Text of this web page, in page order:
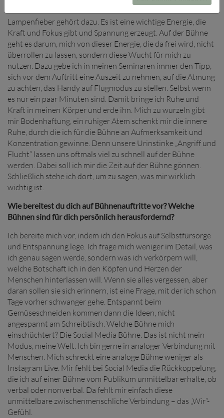
Lampenfieber gehört dazu. Es ist eine wichtige Energie, die
Kraft und Fokus gibt und Spannung erzeugt. Auf der Bühne
geht es darum, mich von dieser Energie, die da frei wird, nicht
überrollen zu lassen, sondern diese Wucht für mich zu
nutzen. Dazu gebe ich in meinen Seminaren immer den Tipp,
sich vor dem Auftritt eine Auszeit zu nehmen, auf die Atmung
zu achten, das Handy auf Flugmodus zu stellen. Selbst wenn
es nur ein paar Minuten sind. Damit bringe ich Ruhe und
Kraft in meinen Körper und erde ihn. Mich zu wurzeln gibt
mir Bodenhaftung, ein ruhiger Atem schenkt mir die innere
Ruhe, durch die ich für die Bühne an Aufmerksamkeit und
Konzentration gewinne. Denn unsere Urinstinke „Angriff und
Flucht“ lassen uns oftmals viel zu schnell auf der Bühne
werden. Dabei soll ich mir die Zeit auf der Bühne gönnen.
Schließlich stehe ich dort, um zu sagen, was mir wirklich
wichtig ist.
Wie bereitest du dich auf Bühnenauftritte vor? Welche
Bühnen sind für dich persönlich herausfordernd?
Ich bereite mich vor, indem ich den Fokus auf Selbstfürsorge
und Entspannung lege. Ich frage mich weniger im Detail, was
ich genau sagen werde, sondern was ich verkörpern will,
welche Botschaft ich in den Köpfen und Herzen der
Menschen hinterlassen will. Wenn sie alles vergessen, aber
daran sollen sie sich erinnern, ist eine Frage, mit der ich schon
Tage vorher schwanger gehe. Entspannt beim
Gemüseschneiden kommen dann die Ideen, nicht
angespannt am Schreibtisch. Welche Bühne mich
einschüchtert? Die Social Media Bühne. Das ist nicht mein
Modus, meine Welt. Ich bin gerne in analoger Verbindung mit
Menschen. Mich schreckt eine analoge Bühne weniger als
Instagram Live. Mir fehlt bei Social Media die Rückkoppelung,
die ich auf einer Bühne vom Publikum unmittelbar erhalte, ob
verbal oder nonverbal. Da fehlt mir einfach diese
unmittelbare zwischenmenschliche Verbindung – das „Wir“-
Gefühl.